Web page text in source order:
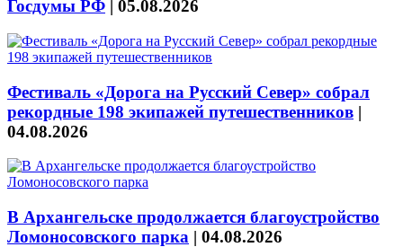
Госдумы РФ | 05.08.2026
Фестиваль «Дорога на Русский Север» собрал
рекордные 198 экипажей путешественников |
04.08.2026
В Архангельске продолжается благоустройство
Ломоносовского парка | 04.08.2026